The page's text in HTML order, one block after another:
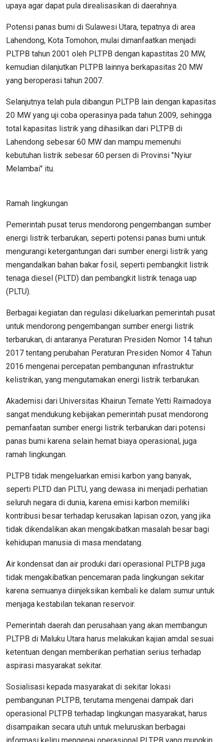
upaya agar dapat pula direalisasikan di daerahnya.
Potensi panas bumi di Sulawesi Utara, tepatnya di area
Lahendong, Kota Tomohon, mulai dimanfaatkan menjadi
PLTPB tahun 2001 oleh PLTPB dengan kapastitas 20 MW,
kemudian dilanjutkan PLTPB lainnya berkapasitas 20 MW
yang beroperasi tahun 2007.
Selanjutnya telah pula dibangun PLTPB lain dengan kapasitas
20 MW yang uji coba operasinya pada tahun 2009, sehingga
total kapasitas listrik yang dihasilkan dari PLTPB di
Lahendong sebesar 60 MW dan mampu memenuhi
kebutuhan listrik sebesar 60 persen di Provinsi "Nyiur
Melambai" itu.
Ramah lingkungan
Pemerintah pusat terus mendorong pengembangan sumber
energi listrik terbarukan, seperti potensi panas bumi untuk
mengurangi ketergantungan dari sumber energi listrik yang
mengandalkan bahan bakar fosil, seperti pembangkit listrik
tenaga diesel (PLTD) dan pembangkit listrik tenaga uap
(PLTU).
Berbagai kegiatan dan regulasi dikeluarkan pemerintah pusat
untuk mendorong pengembangan sumber energi listrik
terbarukan, di antaranya Peraturan Presiden Nomor 14 tahun
2017 tentang perubahan Peraturan Presiden Nomor 4 Tahun
2016 mengenai percepatan pembangunan infrastruktur
kelistrikan, yang mengutamakan energi listrik terbarukan.
Akademisi dari Universitas Khairun Ternate Yetti Raimadoya
sangat mendukung kebijakan pemerintah pusat mendorong
pemanfaatan sumber energi listrik terbarukan dari potensi
panas bumi karena selain hemat biaya operasional, juga
ramah lingkungan.
PLTPB tidak mengeluarkan emisi karbon yang banyak,
seperti PLTD dan PLTU, yang dewasa ini menjadi perhatian
seluruh negara di dunia, karena emisi karbon memiliki
kontribusi besar terhadap kerusakan lapisan ozon, yang jika
tidak dikendalikan akan mengakibatkan masalah besar bagi
kehidupan manusia di masa mendatang.
Air kondensat dan air produki dari operasional PLTPB juga
tidak mengakibatkan pencemaran pada lingkungan sekitar
karena semuanya diinjeksikan kembali ke dalam sumur untuk
menjaga kestabilan tekanan reservoir.
Pemerintah daerah dan perusahaan yang akan membangun
PLTPB di Maluku Utara harus melakukan kajian amdal sesuai
ketentuan dengan memberikan perhatian serius terhadap
aspirasi masyarakat sekitar.
Sosialisasi kepada masyarakat di sekitar lokasi
pembangunan PLTPB, terutama mengenai dampak dari
operasional PLTPB terhadap lingkungan masyarakat, harus
disampaikan secara utuh untuk meluruskan berbagai